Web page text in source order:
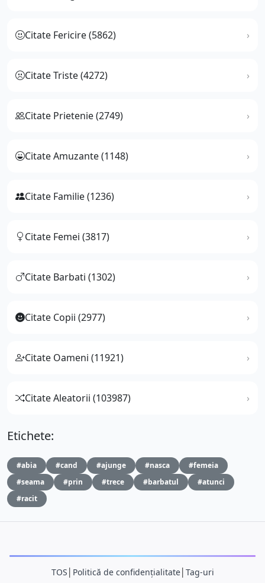
Citate Fericire (5862)
Citate Triste (4272)
Citate Prietenie (2749)
Citate Amuzante (1148)
Citate Familie (1236)
Citate Femei (3817)
Citate Barbati (1302)
Citate Copii (2977)
Citate Oameni (11921)
Citate Aleatorii (103987)
Etichete:
#abia #cand #ajunge #nasca
#femeia
#seama
#prin #trece #barbatul
#atunci
#racit
TOS Politică de confidențialitate│ Tag-uri